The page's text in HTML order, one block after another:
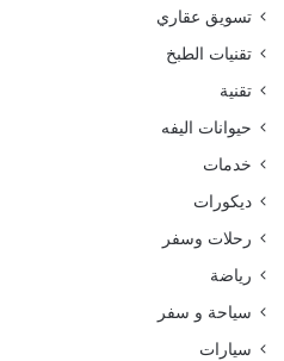
تسويق عقاري
تقنيات الطبخ
تقنية
حيوانات اليفه
خدمات
ديكورات
رحلات وسفر
رياضة
سياحة و سفر
سيارات